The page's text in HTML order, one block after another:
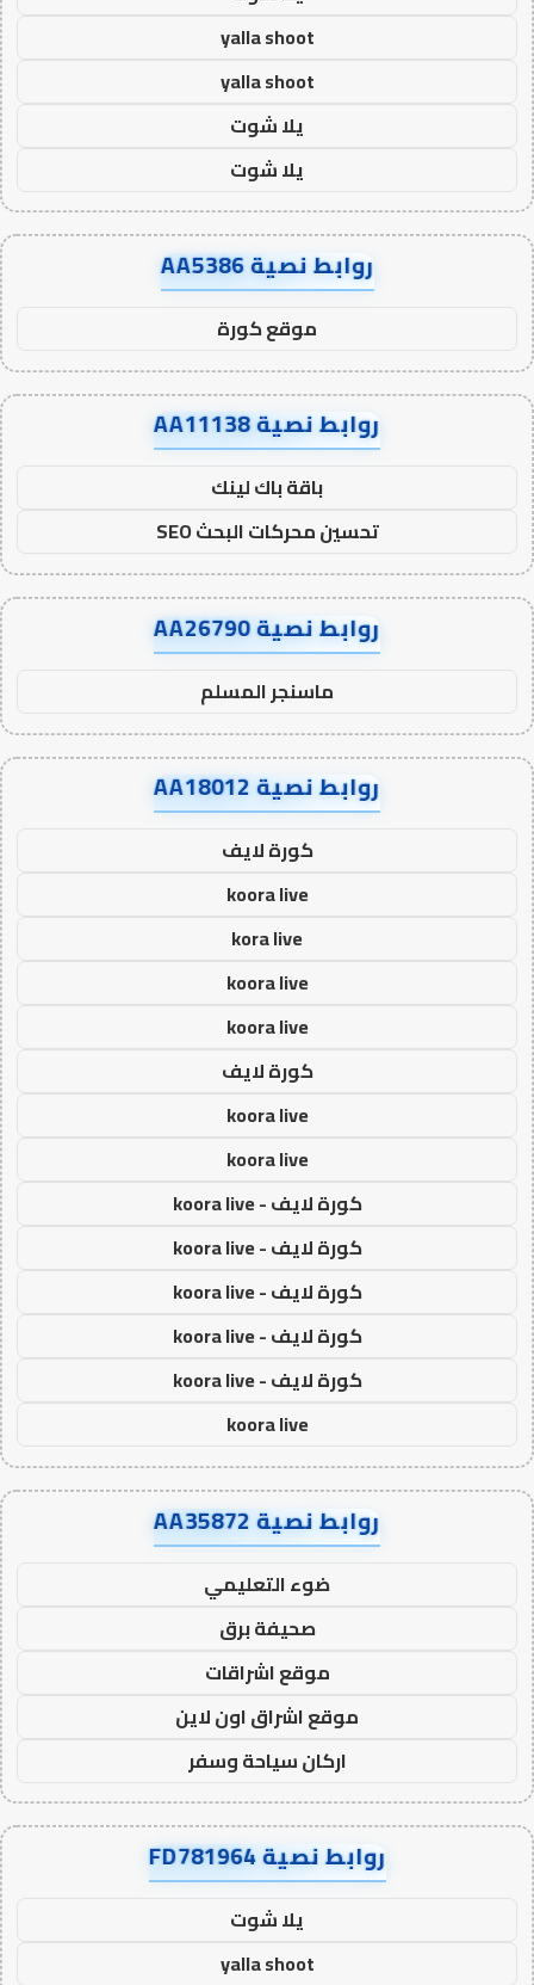
yalla shoot
yalla shoot
يلا شوت
يلا شوت
روابط نصية AA5386
موقع كورة
روابط نصية AA11138
باقة باك لينك
تحسين محركات البحث SEO
روابط نصية AA26790
ماسنجر المسلم
روابط نصية AA18012
كورة لايف
koora live
kora live
koora live
koora live
كورة لايف
koora live
koora live
كورة لايف - koora live
كورة لايف - koora live
كورة لايف - koora live
كورة لايف - koora live
كورة لايف - koora live
koora live
روابط نصية AA35872
ضوء التعليمي
صحيفة برق
موقع اشراقات
موقع اشراق اون لاين
اركان سياحة وسفر
روابط نصية FD781964
يلا شوت
yalla shoot